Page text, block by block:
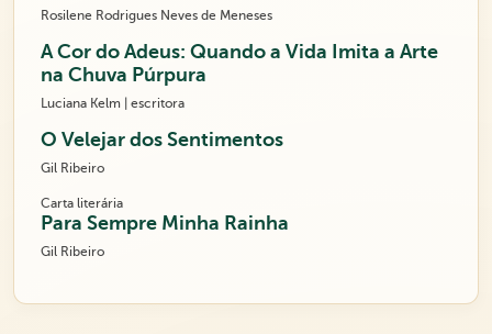
Rosilene Rodrigues Neves de Meneses
A Cor do Adeus: Quando a Vida Imita a Arte
na Chuva Púrpura
Luciana Kelm | escritora
O Velejar dos Sentimentos
Gil Ribeiro
Carta literária
Para Sempre Minha Rainha
Gil Ribeiro